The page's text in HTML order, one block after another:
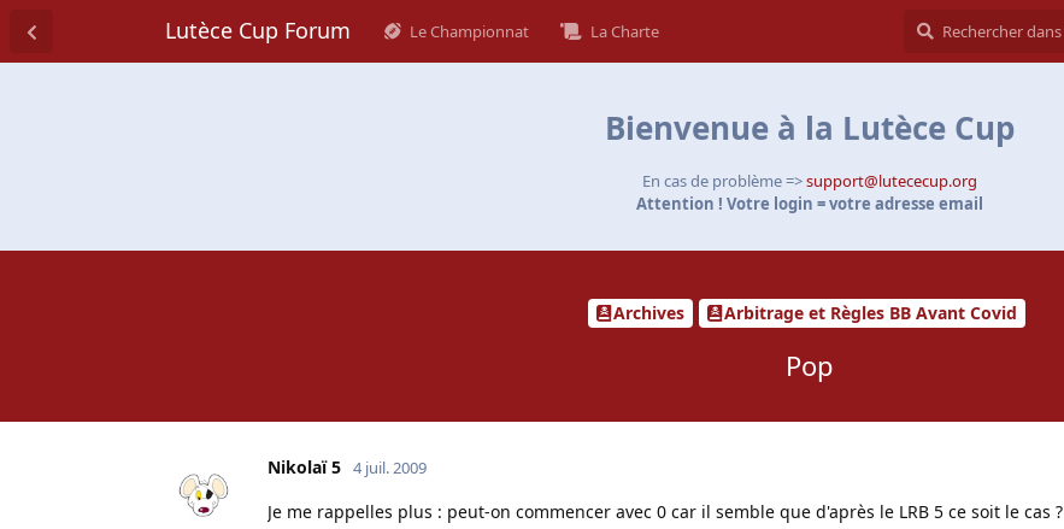
Lutèce Cup Forum Le Championnat La Charte
Bienvenue à la Lutèce Cup
En cas de problème =>support@lutececup.org
Attention ! Votre login = votre adresse email
Archives Arbitrage et Règles BB Avant Covid
Pop
Nikolaï 5 4 juil. 2009
Je me rappelles plus : peut-on commencer avec 0 car il semble que d'après le LRB 5 ce soit le cas ?